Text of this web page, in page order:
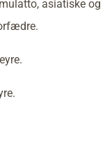
asiatiske og